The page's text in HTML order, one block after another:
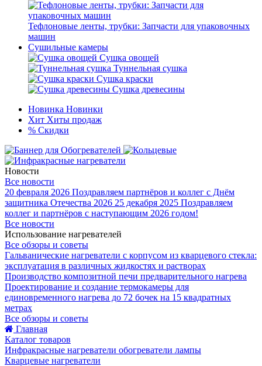
Тефлоновые ленты, трубки: Запчасти для упаковочных
машин
Сушильные камеры
Сушка овощей
Туннельная сушка
Сушка краски
Сушка древесины
Новинка Новинки
Хит Хиты продаж
% Скидки
Новости
Все новости
20 февраля 2026 Поздравляем партнёров и коллег с Днём
защитника Отечества 2026 25 декабря 2025 Поздравляем
коллег и партнёров с наступающим 2026 годом!
Все новости
Использование нагревателей
Все обзоры и советы
Гальванические нагреватели с корпусом из кварцевого стекла:
эксплуатация в различных жидкостях и растворах
Производство композитной печи предварительного нагрева
Проектирование и создание термокамеры для
единовременного нагрева до 72 бочек на 15 квадратных
метрах
Все обзоры и советы
Главная
Каталог товаров
Инфракрасные нагреватели обогреватели лампы
Кварцевые нагреватели